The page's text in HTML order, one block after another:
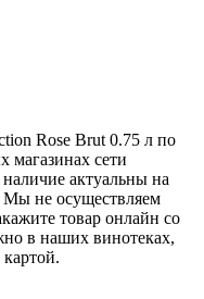
Rose Brut 0.75 л по
магазинах сети
актуальны на
Мы не осуществляем
товар онлайн со
в наших винотеках,